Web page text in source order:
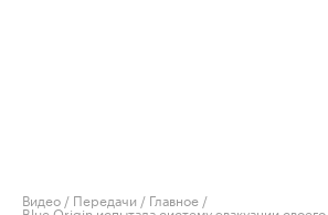
Видео / Передачи / Главное /